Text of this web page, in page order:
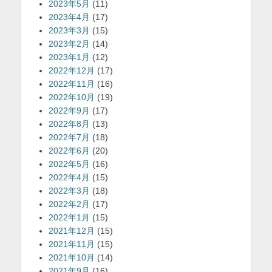
2023年5月 (11)
2023年4月 (17)
2023年3月 (15)
2023年2月 (14)
2023年1月 (12)
2022年12月 (17)
2022年11月 (16)
2022年10月 (19)
2022年9月 (17)
2022年8月 (13)
2022年7月 (18)
2022年6月 (20)
2022年5月 (16)
2022年4月 (15)
2022年3月 (18)
2022年2月 (17)
2022年1月 (15)
2021年12月 (15)
2021年11月 (15)
2021年10月 (14)